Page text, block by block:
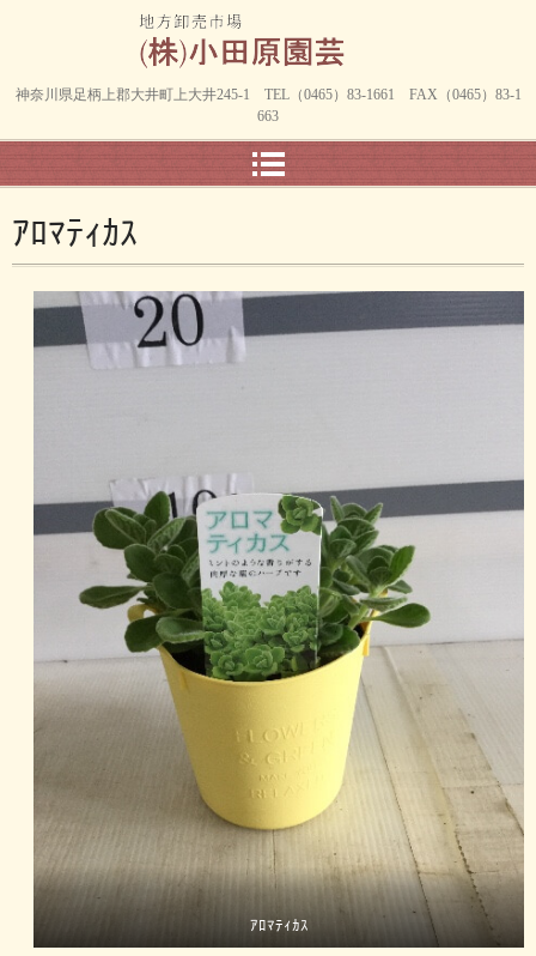
神奈川県足柄上郡大井町上大井245-1 TEL（0465）83-1661 FAX（0465）83-1
663
ｱﾛﾏﾃｨｶｽ
ｱﾛﾏﾃｨｶｽ